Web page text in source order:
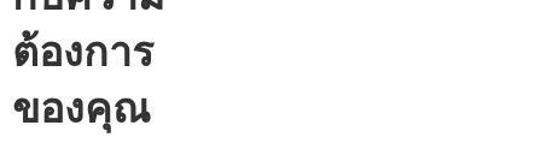
ต้องการ
ของคุณ